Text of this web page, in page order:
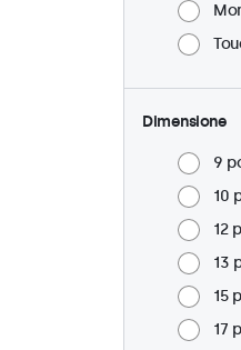
Dimensione
9
10
12
13
15
17